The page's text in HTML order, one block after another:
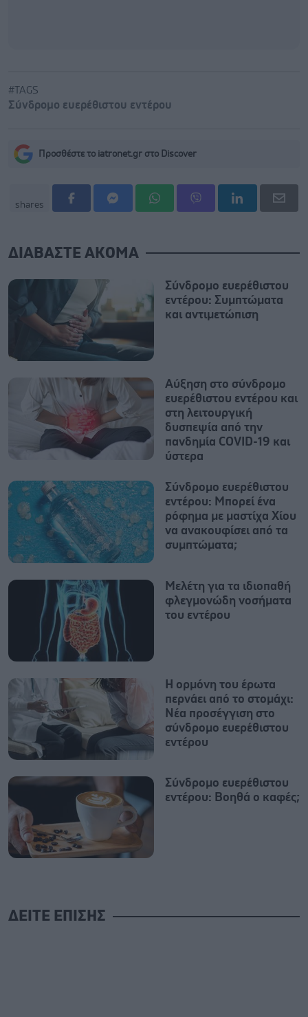
#TAGS
Σύνδρομο ευερέθιστου εντέρου
Προσθέστε το iatronet.gr στο Discover
shares
ΔΙΑΒΑΣΤΕ ΑΚΟΜΑ
Σύνδρομο ευερέθιστου
εντέρου: Συμπτώματα
και αντιμετώπιση
Αύξηση στο σύνδρομο
ευερέθιστου εντέρου και
στη λειτουργική
δυσπεψία από την
πανδημία COVID-19 και
ύστερα
Σύνδρομο ευερέθιστου
εντέρου: Μπορεί ένα
ρόφημα με μαστίχα Χίου
να ανακουφίσει από τα
συμπτώματα;
Mελέτη για τα ιδιοπαθή
φλεγμονώδη νοσήματα
του εντέρου
Η ορμόνη του έρωτα
περνάει από το στομάχι:
Νέα προσέγγιση στο
σύνδρομο ευερέθιστου
εντέρου
Σύνδρομο ευερέθιστου
εντέρου: Βοηθά ο καφές;
ΔΕΙΤΕ ΕΠΙΣΗΣ